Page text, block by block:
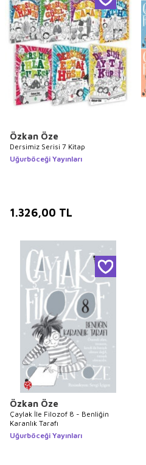
Özkan Öze
Dersimiz Serisi 7 Kitap
Uğurböceği Yayınları
1.326,00 TL
Özkan Öze
Çaylak İle Filozof 8 - Benliğin
Karanlık Tarafı
Uğurböceği Yayınları